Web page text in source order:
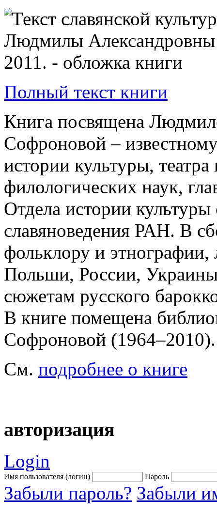
Полный текст книги
Книга посвящена
Софроновой –
истории культуры,
филологических наук,
Отдела истории
славяноведения РАН. В
фольклору и этнографии,
Польши, России,
сюжетам русского
В книге помещена
Софроновой (1964–2010).
См. подробнее о книге
авторизация
Login
Имя пользователя (логин) Пароль
Забыли пароль? Забыли